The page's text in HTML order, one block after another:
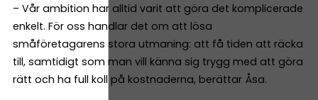
– Vår ambition har alltid varit att göra det komplicerade
enkelt. För oss handlar det om att lösa
småföretagarens stora utmaning: att få tiden att räcka
till, samtidigt som man vill känna sig trygg med att göra
rätt och ha full koll på kostnaderna, berättar Åsa.